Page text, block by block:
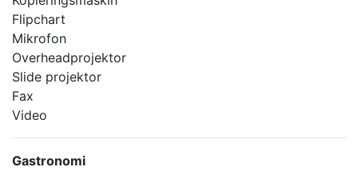
Flipchart
Mikrofon
Overheadprojektor
Slide projektor
Fax
Video
Gastronomi